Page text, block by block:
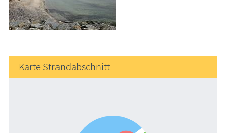
Karte Strandabschnitt